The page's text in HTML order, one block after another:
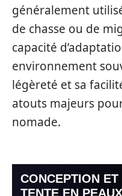
généralement
de chasse ou de
capacité
environnement
légèreté et sa
atouts majeurs
nomade.
CONCEPTION
TENTE EN PEAUX